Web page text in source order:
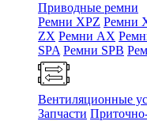
Приводные ремни
Ремни XPZ Ремни
ZX Ремни AX
SPA Ремни SPB
Вентиляционные
Запчасти